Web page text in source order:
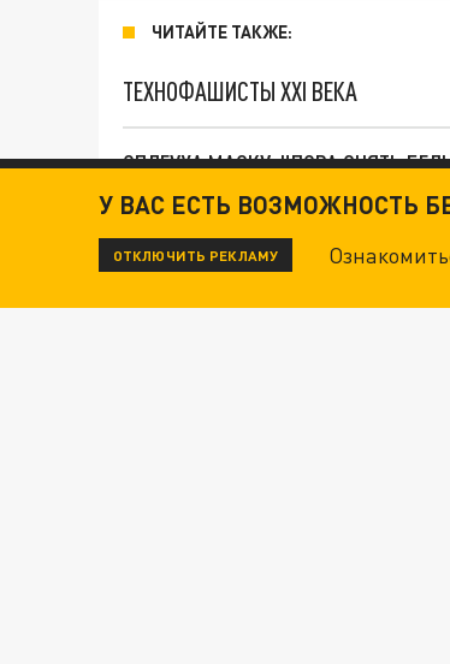
ЧИТАЙТЕ ТАКЖЕ:
ТЕХНОФАШИСТЫ XXI ВЕКА
ОПЛЕУХА МАСКУ. "ПОРА СНЯТЬ
ДАНЯ С ДАШЕЙ СПАСЛИСЬ ОТ
У ВАС ЕСТЬ ВОЗМОЖНОСТЬ
ОТКЛЮЧИТЬ РЕКЛАМУ